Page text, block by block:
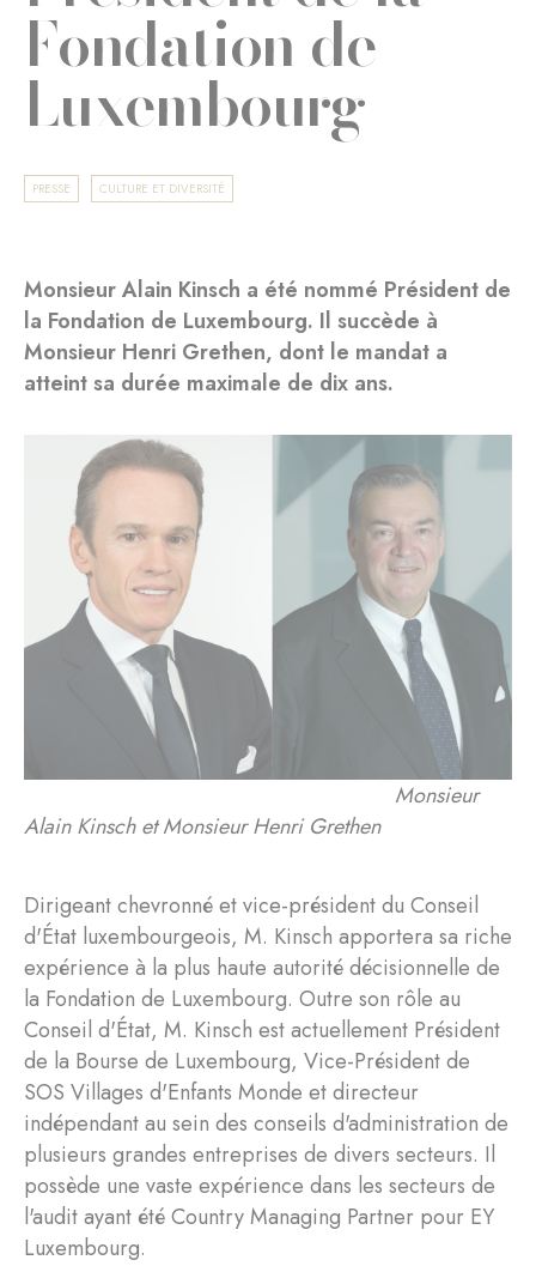
Fondation de
Luxembourg
PRESSE CULTURE ET DIVERSITÉ
Monsieur Alain Kinsch a été nommé Président de
la Fondation de Luxembourg. Il succède à
Monsieur Henri Grethen, dont le mandat a
atteint sa durée maximale de dix ans.
Monsieur
Alain Kinsch et Monsieur Henri Grethen
Dirigeant chevronné et vice-président du Conseil
d'État luxembourgeois, M. Kinsch apportera sa riche
expérience à la plus haute autorité décisionnelle de
la Fondation de Luxembourg. Outre son rôle au
Conseil d'État, M. Kinsch est actuellement Président
de la Bourse de Luxembourg, Vice-Président de
SOS Villages d'Enfants Monde et directeur
indépendant au sein des conseils d'administration de
plusieurs grandes entreprises de divers secteurs. Il
possède une vaste expérience dans les secteurs de
l'audit ayant été Country Managing Partner pour EY
Luxembourg.